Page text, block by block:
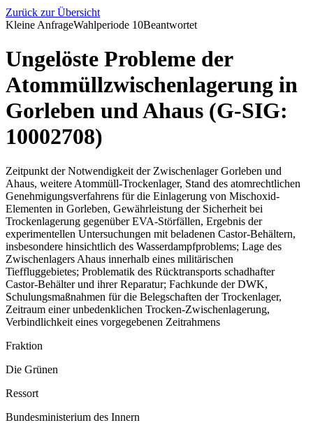
Zurück zur Übersicht
Kleine AnfrageWahlperiode 10Beantwortet
Ungelöste Probleme der
Atommüllzwischenlagerung in
Gorleben und Ahaus (G-SIG:
10002708)
Zeitpunkt der Notwendigkeit der Zwischenlager Gorleben und
Ahaus, weitere Atommüll-Trockenlager, Stand des atomrechtlichen
Genehmigungsverfahrens für die Einlagerung von Mischoxid-
Elementen in Gorleben, Gewährleistung der Sicherheit bei
Trockenlagerung gegenüber EVA-Störfällen, Ergebnis der
experimentellen Untersuchungen mit beladenen Castor-Behältern,
insbesondere hinsichtlich des Wasserdampfproblems; Lage des
Zwischenlagers Ahaus innerhalb eines militärischen
Tieffluggebietes; Problematik des Rücktransports schadhafter
Castor-Behälter und ihrer Reparatur; Fachkunde der DWK,
Schulungsmaßnahmen für die Belegschaften der Trockenlager,
Zeitraum einer unbedenklichen Trocken-Zwischenlagerung,
Verbindlichkeit eines vorgegebenen Zeitrahmens
Fraktion
Die Grünen
Ressort
Bundesministerium des Innern